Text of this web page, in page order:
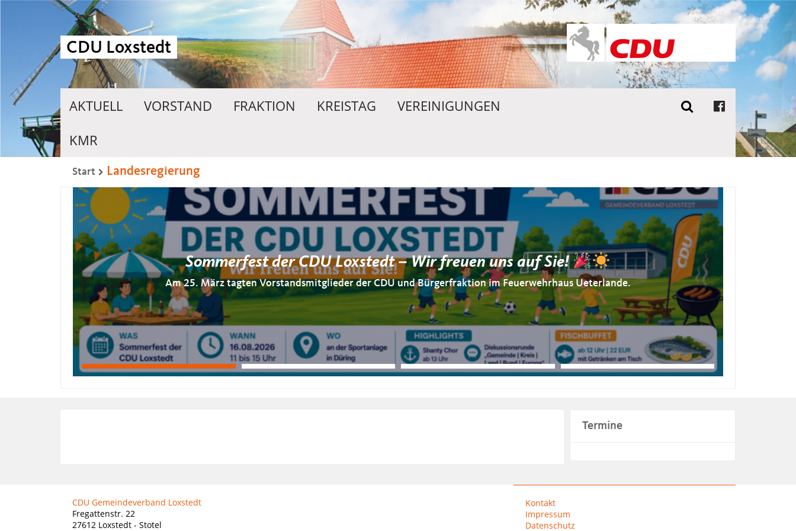
AKTUELL VORSTAND FRAKTION KREISTAG
VEREINIGUNGEN
KMR
CDU Loxstedt
Start Landesregierung
Sommerfest der CDU Loxstedt – Wir freuen uns auf Sie!
Am 25. März tagten Vorstandsmitglieder der CDU und Bürgerfraktion im Feuerwehrhaus Ueterlande.
Termine
CDU Gemeindeverband Loxstedt
Fregattenstr. 22
27612 Loxstedt - Stotel
Kontakt
Impressum
Datenschutz